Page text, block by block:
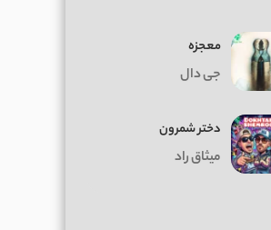
معجزه
جی دال
دختر شمرون
میثاق راد